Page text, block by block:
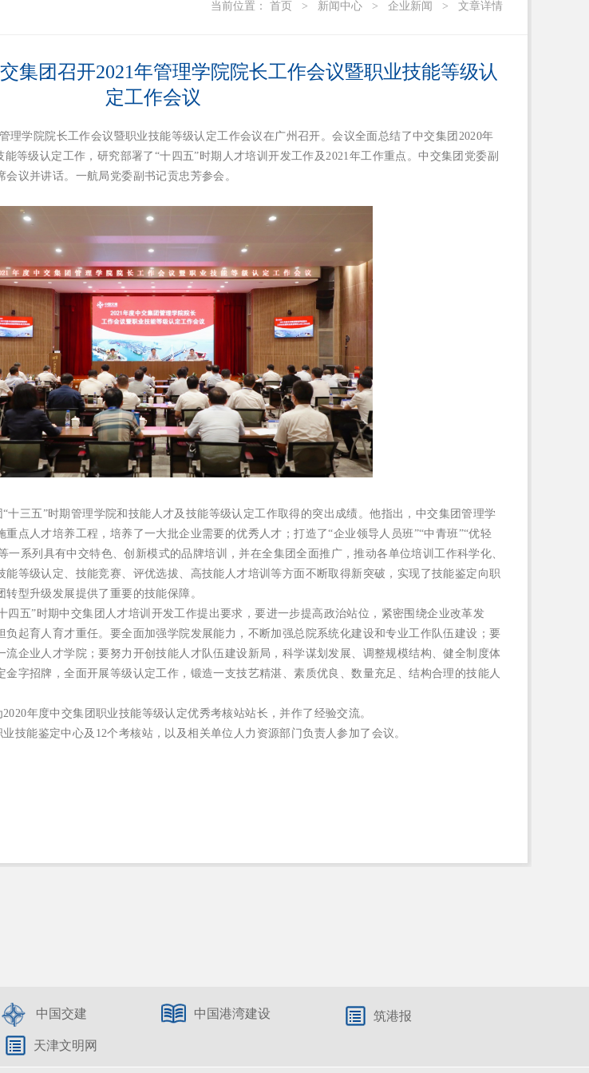
当前位置： 首页 > 新闻中心 > 企业新闻 > 文章详情
集团召开2021年管理学院院长工作会议暨职业技能等级认
定工作会议
理学院院长工作会议暨职业技能等级认定工作会议在广州召开。会议全面总结了中交集团2020年
等级认定工作，研究部署了“十四五”时期人才培训开发工作及2021年工作重点。中交集团党委副
议并讲话。一航局党委副书记贡忠芳参会。
“十三五”时期管理学院和技能人才及技能等级认定工作取得的突出成绩。他指出，中交集团管理学
点人才培养工程，培养了一大批企业需要的优秀人才；打造了“企业领导人员班”“中青班”“优轻
一系列具有中交特色、创新模式的品牌培训，并在全集团全面推广，推动各单位培训工作科学化、
等级认定、技能竞赛、评优选拔、高技能人才培训等方面不断取得新突破，实现了技能鉴定向职
型升级发展提供了重要的技能保障。
四五”时期中交集团人才培训开发工作提出要求，要进一步提高政治站位，紧密围绕企业改革发
负起育人育才重任。要全面加强学院发展能力，不断加强总院系统化建设和专业工作队伍建设；要
企业人才学院；要努力开创技能人才队伍建设新局，科学谋划发展、调整规模结构、健全制度体
字招牌，全面开展等级认定工作，锻造一支技艺精湛、素质优良、数量充足、结构合理的技能人
2020年度中交集团职业技能等级认定优秀考核站站长，并作了经验交流。
业技能鉴定中心及12个考核站，以及相关单位人力资源部门负责人参加了会议。
中国交建 中国港湾建设 筑港报
天津文明网